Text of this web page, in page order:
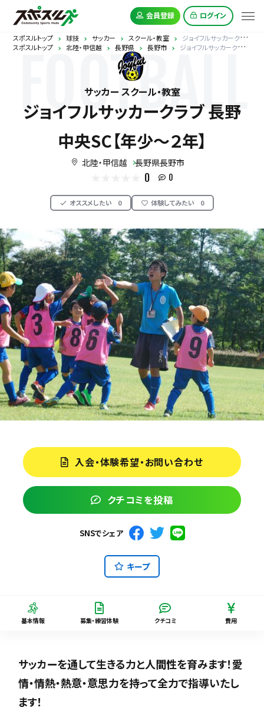
会員登録 ログイン
スポスルトップ 球技 サッカー スクール・教室
ジョイフルサッカークラブ 長野中央SC【年少～２年】
スポスルトップ
北陸・甲信越 長野県 長野市 ジョイフルサッカークラブ 長野中央SC【年少～２年】
FOOTBALL
サッカー スクール・教室
ジョイフルサッカークラブ 長野
中央SC【年少～２年】
北陸・甲信越 長野県長野市
0 0
オススメしたい 0 体験してみたい 0
入会・体験希望・お問い合わせ
クチコミを投稿
SNSでシェア
キープ
基本情報 募集・練習体験 クチコミ 費用
サッカーを通して生きる力と人間性を育みます！愛
情・情熱・熱意・意思力を持って全力で指導いたし
ます！